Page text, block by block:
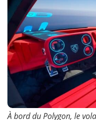
À bord du Polygon, le